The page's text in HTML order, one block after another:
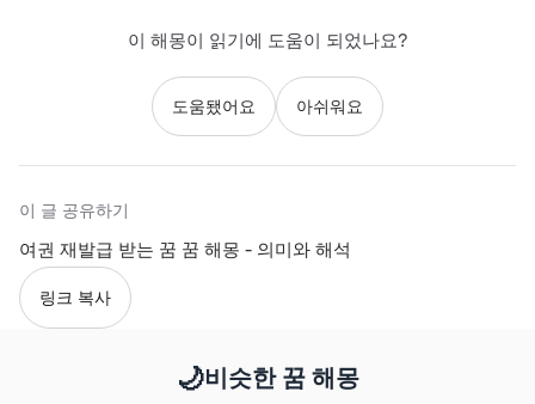
이 해몽이 읽기에 도움이 되었나요?
도움됐어요 아쉬워요
이 글 공유하기
여권 재발급 받는 꿈 꿈 해몽 - 의미와 해석
링크 복사
🌙비슷한 꿈 해몽